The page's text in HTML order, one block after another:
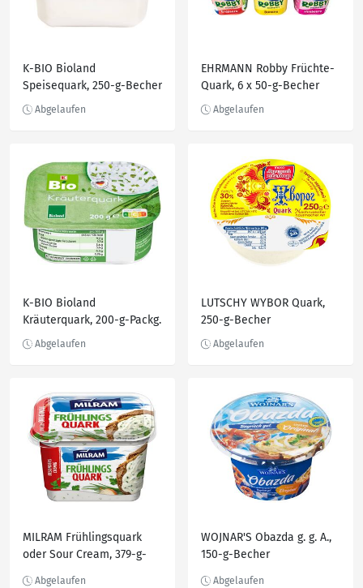
K-BIO Bioland
Speisequark, 250-g-Becher
EHRMANN Robby Früchte-
Quark, 6 x 50-g-Becher
K-BIO Bioland
Kräuterquark, 200-g-Packg.
LUTSCHY WYBOR Quark,
250-g-Becher
MILRAM Frühlingsquark
oder Sour Cream, 379-g-
WOJNAR'S Obazda g. g. A.,
150-g-Becher